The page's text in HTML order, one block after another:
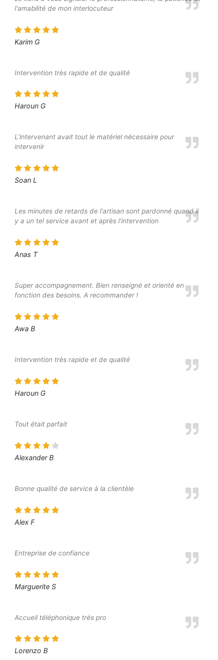
l'amabilité de mon interlocuteur
Karim G
Intervention très rapide et de qualité
Haroun G
L'intervenant avait tout le matériel nécessaire pour
intervenir
Soan L
Les minutes de retards de l'artisan sont pardonné quand il
y a un tel service avant et après l'intervention
Anas T
Super accompagnement. Bien renseigné et orienté en
fonction des besoins. A recommander !
Awa B
Intervention très rapide et de qualité
Haroun G
Tout était parfait
Alexander B
Bonne qualité de service à la clientèle
Alex F
Entreprise de confiance
Marguerite S
Accueil téléphonique trés pro
Lorenzo B